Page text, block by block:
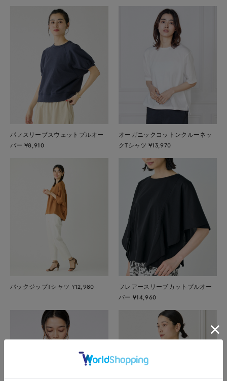
パフスリーブスウェットプルオー
バー ¥8,910
オーガニックコットンクルーネッ
クTシャツ ¥13,970
バックジップTシャツ ¥12,980
フレアースリーブカットプルオー
バー ¥14,960